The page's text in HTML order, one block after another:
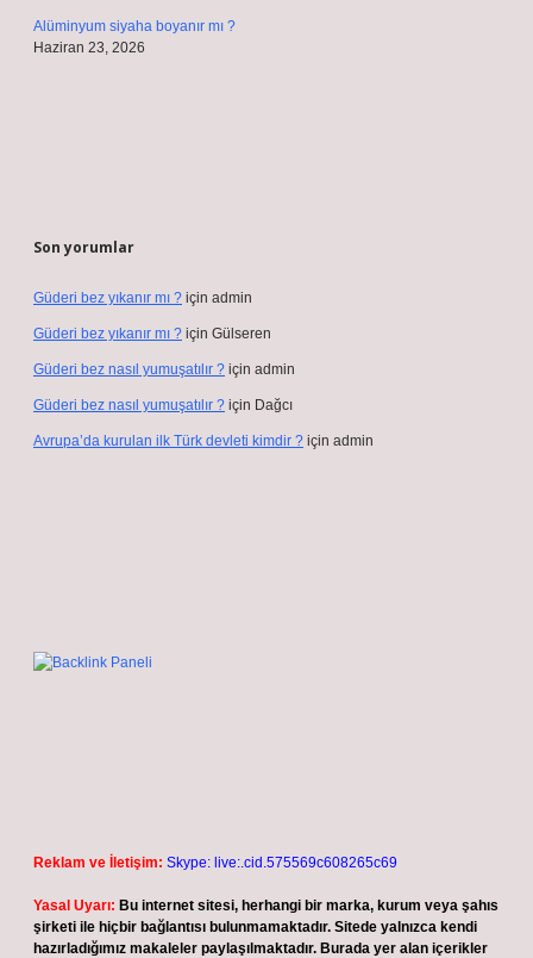
Alüminyum siyaha boyanır mı ?
Haziran 23, 2026
Son yorumlar
Güderi bez yıkanır mı ? için admin
Güderi bez yıkanır mı ? için Gülseren
Güderi bez nasıl yumuşatılır ? için admin
Güderi bez nasıl yumuşatılır ? için Dağcı
Avrupa’da kurulan ilk Türk devleti kimdir ? için admin
Reklam ve İletişim: Skype: live:.cid.575569c608265c69
Yasal Uyarı: Bu internet sitesi, herhangi bir marka, kurum veya şahıs
şirketi ile hiçbir bağlantısı bulunmamaktadır. Sitede yalnızca kendi
hazırladığımız makaleler paylaşılmaktadır. Burada yer alan içerikler